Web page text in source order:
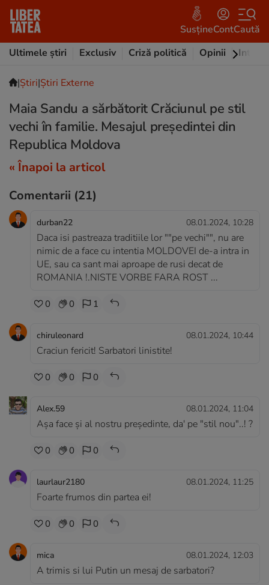
SusțineContCaută
Ultimele știri
Exclusiv Criză politică Opinii
|Ştiri|Știri Externe
Maia Sandu a sărbătorit Crăciunul pe stil
vechi în familie. Mesajul președintei din
Republica Moldova
« Înapoi la articol
Comentarii (21)
durban22 08.01.2024, 10:28
Daca isi pastreaza traditiile lor ""pe vechi"", nu are
nimic de a face cu intentia MOLDOVEI de-a intra in
UE, sau ca sant mai aproape de rusi decat de
ROMANIA !.NISTE VORBE FARA ROST ...
0 0 1
chiruleonard 08.01.2024, 10:44
Craciun fericit! Sarbatori linistite!
0 0 0
Alex.59 08.01.2024, 11:04
Așa face și al nostru președinte, da' pe "stil nou"..! ?
0 0 0
laurlaur2180 08.01.2024, 11:25
Foarte frumos din partea ei!
0 0 0
mica 08.01.2024, 12:03
A trimis si lui Putin un mesaj de sarbatori?